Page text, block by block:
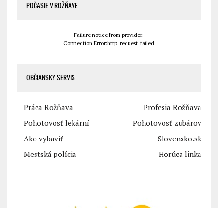
POČASIE V ROŽŇAVE
Failure notice from provider:
Connection Error:http_request_failed
OBČIANSKY SERVIS
Práca Rožňava
Profesia Rožňava
Pohotovosť lekární
Pohotovosť zubárov
Ako vybaviť
Slovensko.sk
Mestská polícia
Horúca linka